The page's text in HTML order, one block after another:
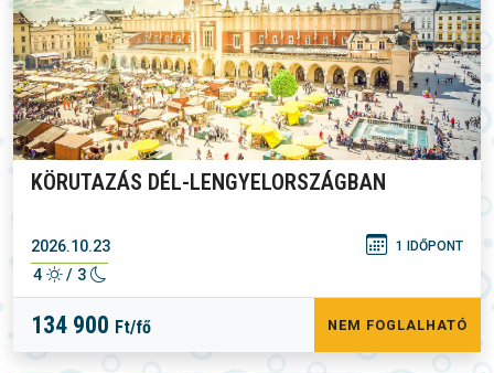
KÖRUTAZÁS DÉL-LENGYELORSZÁGBAN
2026.10.23 1 IDŐPONT
4 / 3
134 900 Ft/fő NEM FOGLALHATÓ